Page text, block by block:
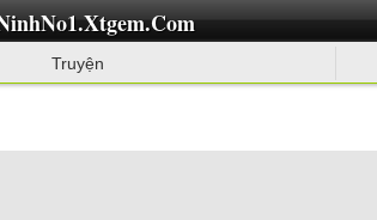
Truyện